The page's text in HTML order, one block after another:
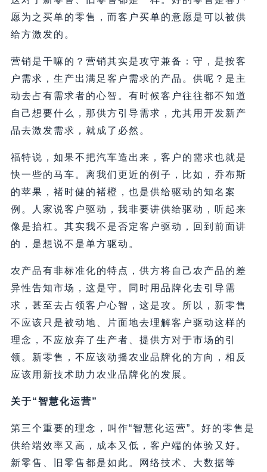
愿为之买单的零售，而客户买单的意愿是可以被供
给方激发的。
营销是干嘛的？营销其实是攻守兼备：守，是按客
户需求，生产出满足客户需求的产品。供呢？是主
动去占有需求者的心智。有时候客户往往都不知道
自己想要什么，那供方引导需求，尤其用开发新产
品去激发需求，就成了必然。
福特说，如果不把汽车造出来，客户的需求也就是
快一些的马车。离我们更近的例子，比如，乔布斯
的苹果，褚时健的褚橙，也是供给驱动的知名案
例。人家说客户驱动，我非要讲供给驱动，听起来
像是抬杠。其实我不是否定客户驱动，回到前面讲
的，是想说不是单方驱动。
农产品有非标准化的特点，供方将自己农产品的差
异性告知市场，这是守。同时用品牌化去引导需
求，甚至去占领客户心智，这是攻。所以，新零售
不应该只是被动地、片面地去理解客户驱动这样的
理念，不应放弃了生产者、提供方对于市场的引
领。新零售，不应该动摇农业品牌化的方向，相反
应该用新技术助力农业品牌化的发展。
关于“智慧化运营”
第三个重要的理念，叫作“智慧化运营”。好的零售是
供给端效率又高，成本又低，客户端的体验又好。
新零售、旧零售都是如此。网络技术、大数据等